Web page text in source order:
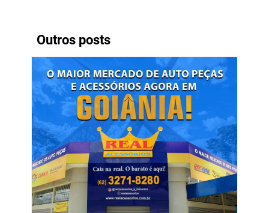
Outros posts